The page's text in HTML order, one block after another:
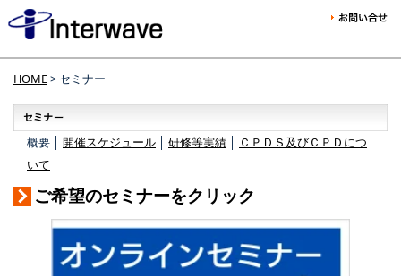
HOME> セミナー
概要 │ 開催スケジュール 研修等実績
ＣＰＤＳ及びＣＰＤにつ
いて
ご希望のセミナーをクリック